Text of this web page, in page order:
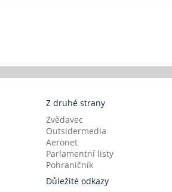
Z druhé strany
Zvědavec
Outsidermedia
Aeronet
Parlamentní listy
Pohraničník
Důležité odkazy